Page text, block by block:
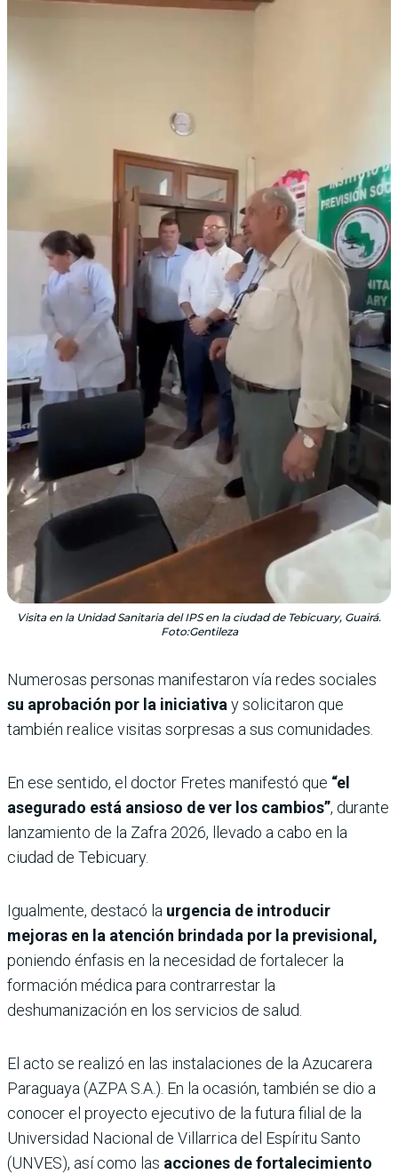
Visita en la Unidad Sanitaria del IPS en la ciudad de Tebicuary, Guairá.
Foto:Gentileza
Numerosas personas manifestaron vía redes sociales
su aprobación por la iniciativay solicitaron que
también realice visitas sorpresas a sus comunidades.
En ese sentido, el doctor Fretes manifestó que “el
asegurado está ansioso de ver los cambios”, durante
lanzamiento de la Zafra 2026, llevado a cabo en la
ciudad de Tebicuary.
Igualmente, destacó la urgencia de introducir
mejoras en la atención brindada por la previsional,
poniendo énfasis en la necesidad de fortalecer la
formación médica para contrarrestar la
deshumanización en los servicios de salud.
El acto se realizó en las instalaciones de la Azucarera
Paraguaya (AZPA S.A.). En la ocasión, también se dio a
conocer el proyecto ejecutivo de la futura filial de la
Universidad Nacional de Villarrica del Espíritu Santo
(UNVES), así como las acciones de fortalecimiento